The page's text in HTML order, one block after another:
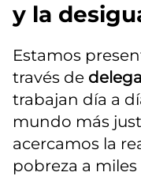
y la
Estamos
través de
trabajan día a
mundo más
acercamos la
pobreza a